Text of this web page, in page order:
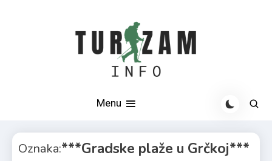
Menu
Oznaka:***Gradske plaže u Grčkoj***